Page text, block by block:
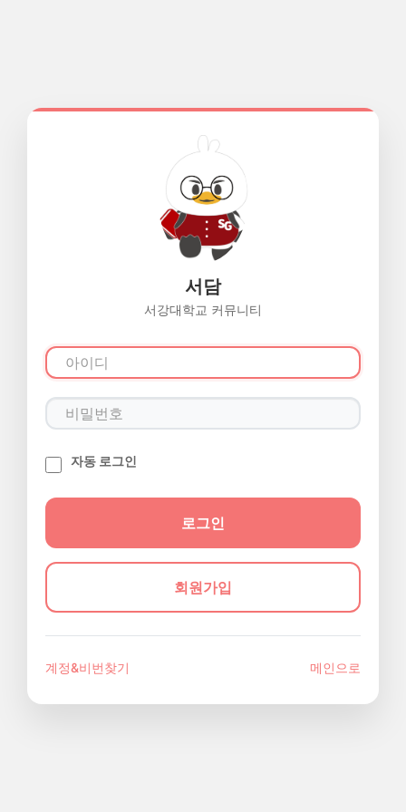
서담
서강대학교 커뮤니티
자동 로그인
회원가입
계정&비번찾기 메인으로